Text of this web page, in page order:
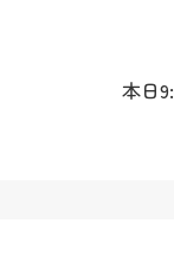
本日